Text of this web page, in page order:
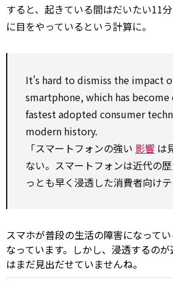
すると、起きている間はだいたい11
に目をやっているという計算に。
It's hard todismiss the impact
smartphone,which has
fastest adopted consumer
modern history.
「スマートフォンの強い 影響 は
ない。スマートフォンは近代の
っとも早く浸透した消費者向けテ
スマホが普段の生活の障害になって
なっています。しかし、浸透するの
はまだ見出だせていませんね。